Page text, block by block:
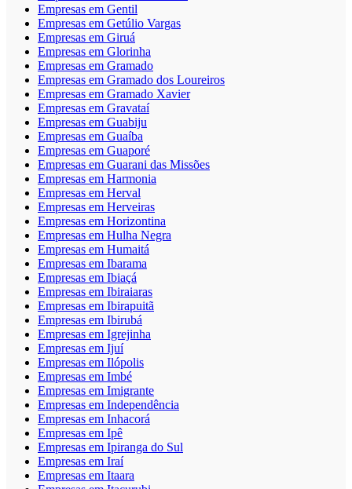
Empresas em Gentil
Empresas em Getúlio Vargas
Empresas em Giruá
Empresas em Glorinha
Empresas em Gramado
Empresas em Gramado dos Loureiros
Empresas em Gramado Xavier
Empresas em Gravataí
Empresas em Guabiju
Empresas em Guaíba
Empresas em Guaporé
Empresas em Guarani das Missões
Empresas em Harmonia
Empresas em Herval
Empresas em Herveiras
Empresas em Horizontina
Empresas em Hulha Negra
Empresas em Humaitá
Empresas em Ibarama
Empresas em Ibiaçá
Empresas em Ibiraiaras
Empresas em Ibirapuitã
Empresas em Ibirubá
Empresas em Igrejinha
Empresas em Ijuí
Empresas em Ilópolis
Empresas em Imbé
Empresas em Imigrante
Empresas em Independência
Empresas em Inhacorá
Empresas em Ipê
Empresas em Ipiranga do Sul
Empresas em Iraí
Empresas em Itaara